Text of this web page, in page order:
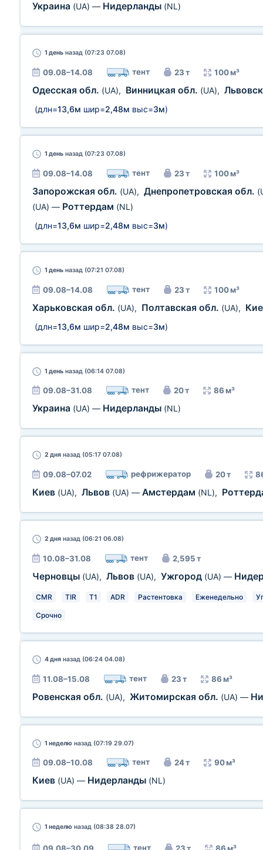
Украина (UA) — Нидерланды (NL)
1 день назад (07:23 07.08)
09.08–14.08 тент 23 т 100 м³
Одесская обл. (UA), Винницкая обл. (UA),
(длн=13,6м шир=2,48м выс=3м)
1 день назад (07:23 07.08)
09.08–14.08 тент 23 т 100 м³
Запорожская обл. (UA), Днепропетровская обл.
(UA) — Роттердам (NL)
(длн=13,6м шир=2,48м выс=3м)
1 день назад (07:21 07.08)
09.08–14.08 тент 23 т 100 м³
Харьковская обл. (UA), Полтавская обл. (UA),
(длн=13,6м шир=2,48м выс=3м)
1 день назад (06:14 07.08)
09.08–31.08 тент 20 т 86 м³
Украина (UA) — Нидерланды (NL)
2 дня назад (05:17 07.08)
09.08–07.02 рефрижератор 20 т
Киев (UA), Львов (UA) — Амстердам (NL),
2 дня назад (06:21 06.08)
10.08–31.08 тент 2,595 т
Черновцы (UA), Львов (UA), Ужгород (UA) —
CMR TIR T1 ADR Растентовка Еженедельно
Срочно
4 дня назад (06:24 04.08)
11.08–15.08 тент 23 т 86 м³
Ровенская обл. (UA), Житомирская обл. (UA) —
1 неделю назад (07:19 29.07)
09.08–10.08 тент 24 т 90 м³
Киев (UA) — Нидерланды (NL)
1 неделю назад (08:38 28.07)
тент